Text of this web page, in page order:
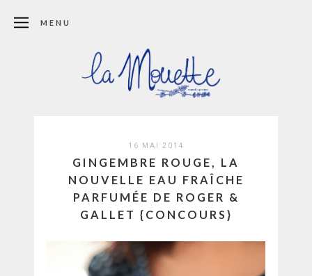
MENU
16 MAI 2014
GINGEMBRE ROUGE, LA
NOUVELLE EAU FRAÎCHE
PARFUMÉE DE ROGER &
GALLET {CONCOURS}